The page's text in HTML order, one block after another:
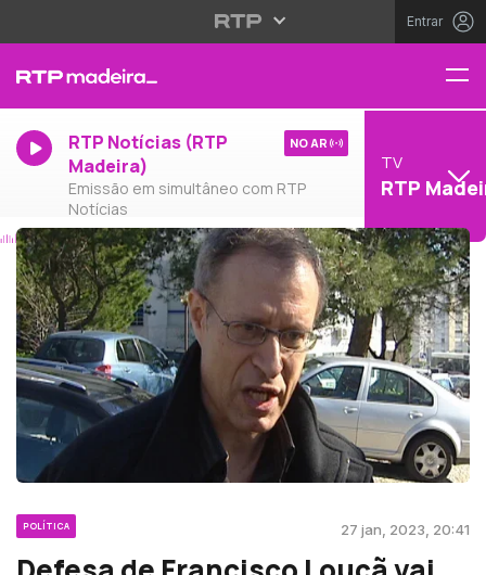
Entrar
RTP Notícias (RTP
Madeira)
Emissão em simultâneo com RTP
Notícias
NO AR
TV
RTP
POLÍTICA 27 jan, 2023, 20:41